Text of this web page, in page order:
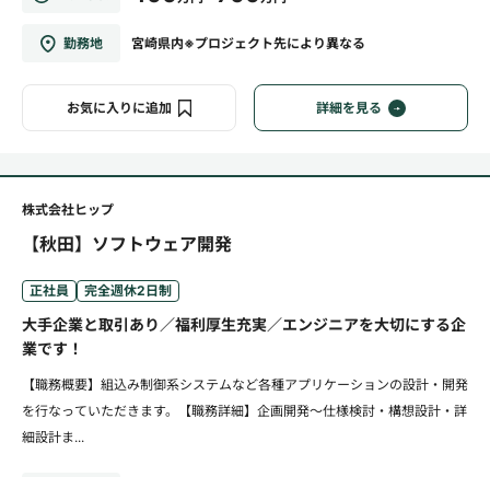
勤務地 宮崎県内※プロジェクト先により異なる
お気に入りに追加 詳細を見る
株式会社ヒップ
【秋田】ソフトウェア開発
正社員 完全週休2日制
大手企業と取引あり／福利厚生充実／エンジニアを大切にする企
業です！
【職務概要】組込み制御系システムなど各種アプリケーションの設計・開発
を行なっていただきます。【職務詳細】企画開発～仕様検討・構想設計・詳
細設計ま...